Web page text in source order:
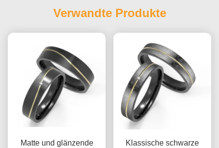
Verwandte Produkte
Matte und glänzende
Klassische schwarze